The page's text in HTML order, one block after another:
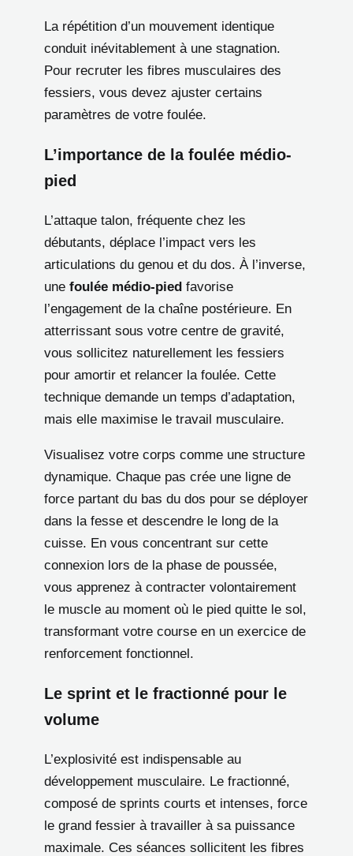
La répétition d’un mouvement identique
conduit inévitablement à une stagnation.
Pour recruter les fibres musculaires des
fessiers, vous devez ajuster certains
paramètres de votre foulée.
L’importance de la foulée médio-
pied
L’attaque talon, fréquente chez les
débutants, déplace l’impact vers les
articulations du genou et du dos. À l’inverse,
une foulée médio-pied favorise
l’engagement de la chaîne postérieure. En
atterrissant sous votre centre de gravité,
vous sollicitez naturellement les fessiers
pour amortir et relancer la foulée. Cette
technique demande un temps d’adaptation,
mais elle maximise le travail musculaire.
Visualisez votre corps comme une structure
dynamique. Chaque pas crée une ligne de
force partant du bas du dos pour se déployer
dans la fesse et descendre le long de la
cuisse. En vous concentrant sur cette
connexion lors de la phase de poussée,
vous apprenez à contracter volontairement
le muscle au moment où le pied quitte le sol,
transformant votre course en un exercice de
renforcement fonctionnel.
Le sprint et le fractionné pour le
volume
L’explosivité est indispensable au
développement musculaire. Le fractionné,
composé de sprints courts et intenses, force
le grand fessier à travailler à sa puissance
maximale. Ces séances sollicitent les fibres